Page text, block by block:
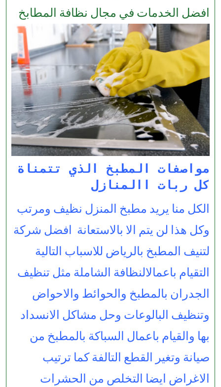
افضل الخدمات في مجال نظافة المطابخ
مواصفات المطبخ الذي تتمناة
كل ربات االمنازل
الكل منا يريد مطبخ المنزل نظيف ومرتب
وكل هذا لن يتم الا بالاستعانة افضل شركة
لتنيف المطبخ بالرياض للاسباب التالية
التقيام باعمالالنظافة الشاملة مثل تنظيف
الجدران بالمطبخ والحوائط والاحواض
وتنظيف البالوعات وحل مشاكل الانسداد
بها والقيام باعمال السباكة بالمطبخ من
صيانة وتغير القطع التالفة كما ترتيب
الاغراض ايضا التخلص من الحشرات